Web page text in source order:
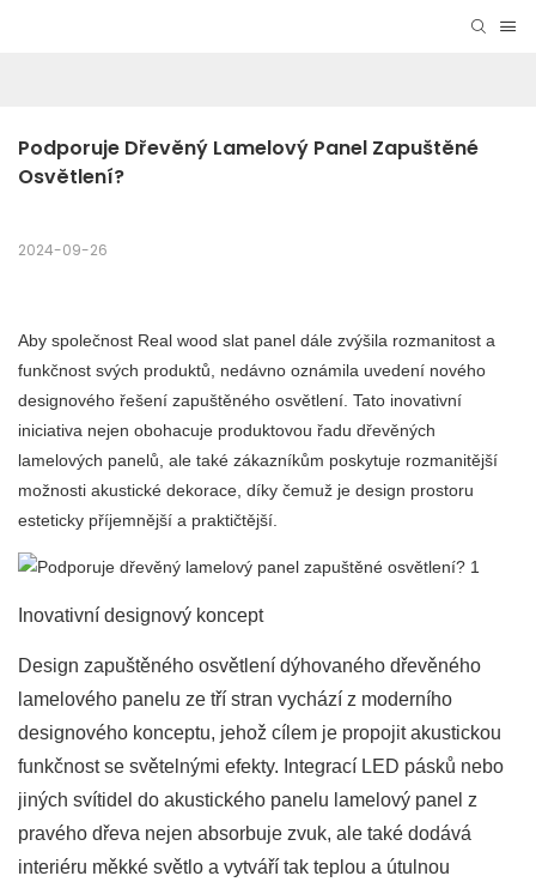
Podporuje Dřevěný Lamelový Panel Zapuštěné
Osvětlení?
2024-09-26
Aby společnost Real wood slat panel dále zvýšila rozmanitost a
funkčnost svých produktů, nedávno oznámila uvedení nového
designového řešení zapuštěného osvětlení. Tato inovativní
iniciativa nejen obohacuje produktovou řadu dřevěných
lamelových panelů, ale také zákazníkům poskytuje rozmanitější
možnosti akustické dekorace, díky čemuž je design prostoru
esteticky příjemnější a praktičtější.
Inovativní designový koncept
Design zapuštěného osvětlení dýhovaného dřevěného
lamelového panelu ze tří stran vychází z moderního
designového konceptu, jehož cílem je propojit akustickou
funkčnost se světelnými efekty. Integrací LED pásků nebo
jiných svítidel do akustického panelu lamelový panel z
pravého dřeva nejen absorbuje zvuk, ale také dodává
interiéru měkké světlo a vytváří tak teplou a útulnou